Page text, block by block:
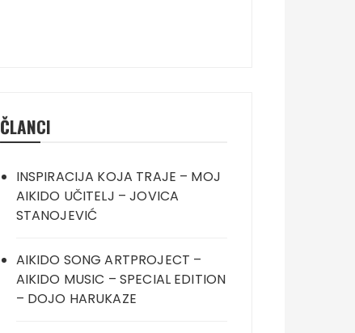
ČLANCI
INSPIRACIJA KOJA TRAJE – MOJ
AIKIDO UČITELJ – JOVICA
STANOJEVIĆ
AIKIDO SONG ARTPROJECT –
AIKIDO MUSIC – SPECIAL EDITION
– DOJO HARUKAZE